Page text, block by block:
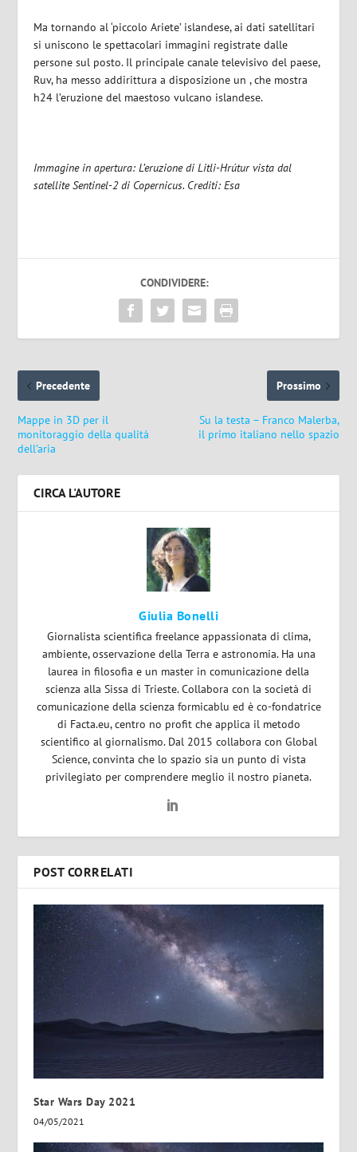
Ma tornando al ‘piccolo Ariete’ islandese, ai dati satellitari
si uniscono le spettacolari immagini registrate dalle
persone sul posto. Il principale canale televisivo del paese,
Ruv, ha messo addirittura a disposizione un , che mostra
h24 l’eruzione del maestoso vulcano islandese.
Immagine in apertura: L’eruzione di Litli-Hrútur vista dal
satellite Sentinel-2 di Copernicus. Crediti: Esa
CONDIVIDERE:
Precedente
Mappe in 3D per il
monitoraggio della qualità
dell’aria
Prossimo
Su la testa – Franco Malerba,
il primo italiano nello spazio
CIRCA L'AUTORE
Giulia Bonelli
Giornalista scientifica freelance appassionata di clima,
ambiente, osservazione della Terra e astronomia. Ha una
laurea in filosofia e un master in comunicazione della
scienza alla Sissa di Trieste. Collabora con la società di
comunicazione della scienza formicablu ed è co-fondatrice
di Facta.eu, centro no profit che applica il metodo
scientifico al giornalismo. Dal 2015 collabora con Global
Science, convinta che lo spazio sia un punto di vista
privilegiato per comprendere meglio il nostro pianeta.
POST CORRELATI
Star Wars Day 2021
04/05/2021